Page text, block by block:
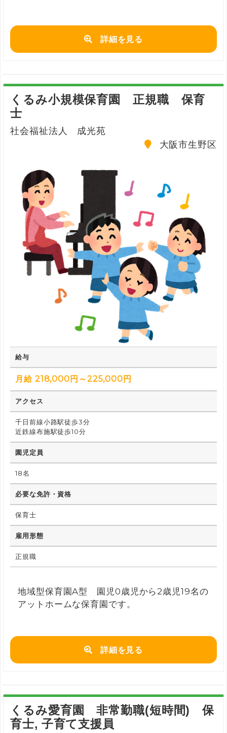
詳細を見る
くるみ小規模保育園 正規職 保育
士
社会福祉法人 成光苑
大阪市生野区
給与
月給 218,000円～225,000円
アクセス
千日前線小路駅徒歩3分
近鉄線布施駅徒歩10分
園児定員
18名
必要な免許・資格
保育士
雇用形態
正規職
地域型保育園A型 園児0歳児から2歳児19名の
アットホームな保育園です。
詳細を見る
くるみ愛育園 非常勤職(短時間) 保
育士, 子育て支援員